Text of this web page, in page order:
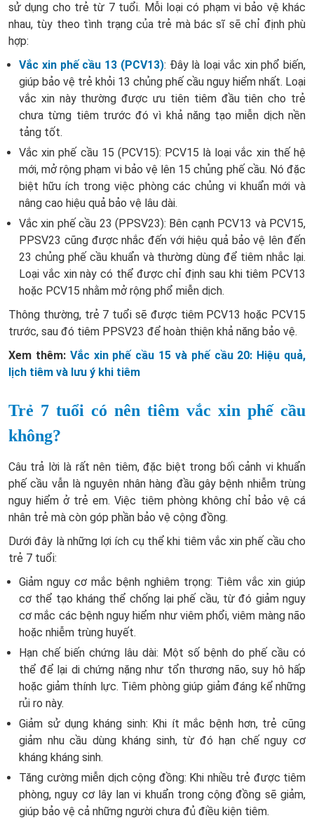
sử dụng cho trẻ từ 7 tuổi. Mỗi loại có phạm vi bảo vệ khác
nhau, tùy theo tình trạng của trẻ mà bác sĩ sẽ chỉ định phù
hợp:
Vắc xin phế cầu 13 (PCV13): Đây là loại vắc xin phổ biến,
giúp bảo vệ trẻ khỏi 13 chủng phế cầu nguy hiểm nhất. Loại
vắc xin này thường được ưu tiên tiêm đầu tiên cho trẻ
chưa từng tiêm trước đó vì khả năng tạo miễn dịch nền
tảng tốt.
Vắc xin phế cầu 15 (PCV15): PCV15 là loại vắc xin thế hệ
mới, mở rộng phạm vi bảo vệ lên 15 chủng phế cầu. Nó đặc
biệt hữu ích trong việc phòng các chủng vi khuẩn mới và
nâng cao hiệu quả bảo vệ lâu dài.
Vắc xin phế cầu 23 (PPSV23): Bên cạnh PCV13 và PCV15,
PPSV23 cũng được nhắc đến với hiệu quả bảo vệ lên đến
23 chủng phế cầu khuẩn và thường dùng để tiêm nhắc lại.
Loại vắc xin này có thể được chỉ định sau khi tiêm PCV13
hoặc PCV15 nhằm mở rộng phổ miễn dịch.
Thông thường, trẻ 7 tuổi sẽ được tiêm PCV13 hoặc PCV15
trước, sau đó tiêm PPSV23 để hoàn thiện khả năng bảo vệ.
Xem thêm: Vắc xin phế cầu 15 và phế cầu 20: Hiệu quả,
lịch tiêm và lưu ý khi tiêm
Trẻ 7 tuổi có nên tiêm vắc xin phế cầu
không?
Câu trả lời là rất nên tiêm, đặc biệt trong bối cảnh vi khuẩn
phế cầu vẫn là nguyên nhân hàng đầu gây bệnh nhiễm trùng
nguy hiểm ở trẻ em. Việc tiêm phòng không chỉ bảo vệ cá
nhân trẻ mà còn góp phần bảo vệ cộng đồng.
Dưới đây là những lợi ích cụ thể khi tiêm vắc xin phế cầu cho
trẻ 7 tuổi:
Giảm nguy cơ mắc bệnh nghiêm trọng: Tiêm vắc xin giúp
cơ thể tạo kháng thể chống lại phế cầu, từ đó giảm nguy
cơ mắc các bệnh nguy hiểm như viêm phổi, viêm màng não
hoặc nhiễm trùng huyết.
Hạn chế biến chứng lâu dài: Một số bệnh do phế cầu có
thể để lại di chứng nặng như tổn thương não, suy hô hấp
hoặc giảm thính lực. Tiêm phòng giúp giảm đáng kể những
rủi ro này.
Giảm sử dụng kháng sinh: Khi ít mắc bệnh hơn, trẻ cũng
giảm nhu cầu dùng kháng sinh, từ đó hạn chế nguy cơ
kháng kháng sinh.
Tăng cường miễn dịch cộng đồng: Khi nhiều trẻ được tiêm
phòng, nguy cơ lây lan vi khuẩn trong cộng đồng sẽ giảm,
giúp bảo vệ cả những người chưa đủ điều kiện tiêm.